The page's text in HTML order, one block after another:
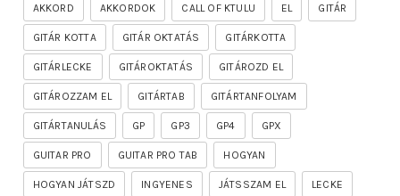
AKKORD AKKORDOK CALL OF KTULU EL GITÁR
GITÁR KOTTA GITÁR OKTATÁS GITÁRKOTTA
GITÁRLECKE GITÁROKTATÁS GITÁROZD EL
GITÁROZZAM EL GITÁRTAB GITÁRTANFOLYAM
GITÁRTANULÁS GP GP3 GP4 GPX
GUITAR PRO GUITAR PRO TAB HOGYAN
HOGYAN JÁTSZD INGYENES JÁTSSZAM EL LECKE